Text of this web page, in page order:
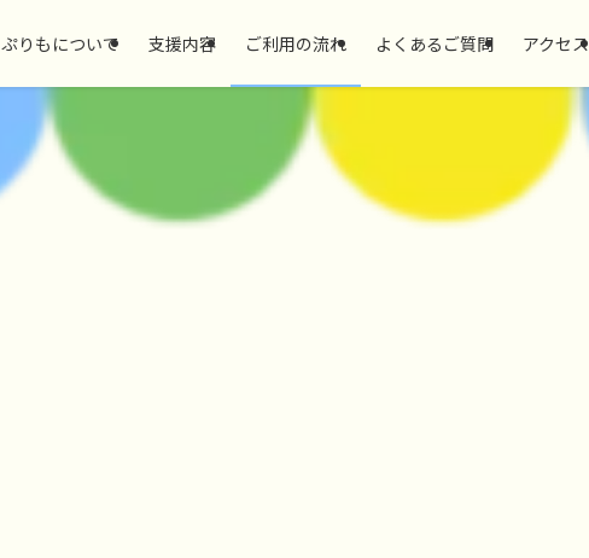
ぷりもについて 支援内容 ご利用の流れ よくあるご質問 アクセス